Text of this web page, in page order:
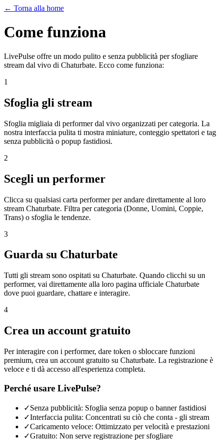
← Torna alla home
Come funziona
LivePulse offre un modo pulito e senza pubblicità per sfogliare
stream dal vivo di Chaturbate. Ecco come funziona:
1
Sfoglia gli stream
Sfoglia migliaia di performer dal vivo organizzati per categoria. La
nostra interfaccia pulita ti mostra miniature, conteggio spettatori e tag
senza pubblicità o popup fastidiosi.
2
Scegli un performer
Clicca su qualsiasi carta performer per andare direttamente al loro
stream Chaturbate. Filtra per categoria (Donne, Uomini, Coppie,
Trans) o sfoglia le tendenze.
3
Guarda su Chaturbate
Tutti gli stream sono ospitati su Chaturbate. Quando clicchi su un
performer, vai direttamente alla loro pagina ufficiale Chaturbate
dove puoi guardare, chattare e interagire.
4
Crea un account gratuito
Per interagire con i performer, dare token o sbloccare funzioni
premium, crea un account gratuito su Chaturbate. La registrazione è
veloce e ti dà accesso all'esperienza completa.
Perché usare LivePulse?
✓Senza pubblicità: Sfoglia senza popup o banner fastidiosi
✓Interfaccia pulita: Concentrati su ciò che conta - gli stream
✓Caricamento veloce: Ottimizzato per velocità e prestazioni
✓Gratuito: Non serve registrazione per sfogliare